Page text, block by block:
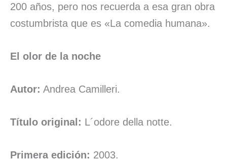
200 años, pero nos recuerda a esa gran obra
costumbrista que es «La comedia humana».
El olor de la noche
Autor: Andrea Camilleri.
Título original: L´odore della notte.
Primera edición: 2003.